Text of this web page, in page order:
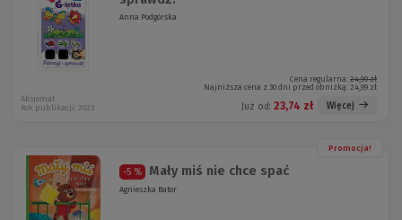
Anna Podgórska
Cena regularna: 24,99 zł
Najniższa cena z 30 dni przed obniżką: 24,99 zł
Już od: 23,74 zł Więcej
Aksjomat
Rok publikacji: 2022
Promocja!
-5 % Mały miś nie chce spać
Agnieszka Bator